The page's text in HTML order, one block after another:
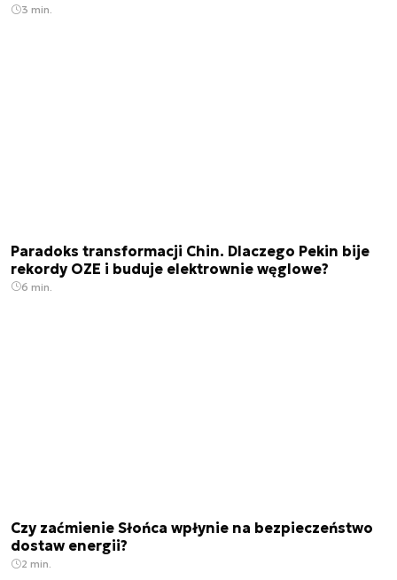
3 min.
Paradoks transformacji Chin. Dlaczego Pekin bije
rekordy OZE i buduje elektrownie węglowe?
6 min.
Czy zaćmienie Słońca wpłynie na bezpieczeństwo
dostaw energii?
2 min.